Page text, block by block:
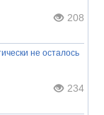
208
не осталось
234